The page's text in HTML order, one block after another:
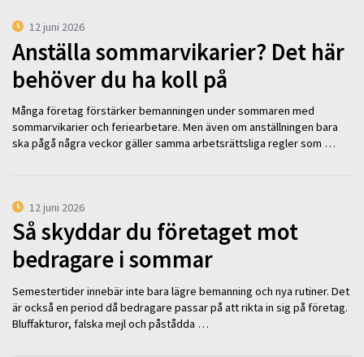
12 juni 2026
Anställa sommarvikarier? Det här
behöver du ha koll på
Många företag förstärker bemanningen under sommaren med
sommarvikarier och feriearbetare. Men även om anställningen bara
ska pågå några veckor gäller samma arbetsrättsliga regler som …
12 juni 2026
Så skyddar du företaget mot
bedragare i sommar
Semestertider innebär inte bara lägre bemanning och nya rutiner. Det
är också en period då bedragare passar på att rikta in sig på företag.
Bluffakturor, falska mejl och påstådda …